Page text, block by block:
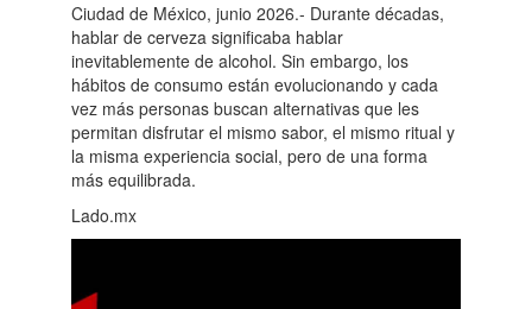
Ciudad de México, junio 2026.- Durante décadas,
hablar de cerveza significaba hablar
inevitablemente de alcohol. Sin embargo, los
hábitos de consumo están evolucionando y cada
vez más personas buscan alternativas que les
permitan disfrutar el mismo sabor, el mismo ritual y
la misma experiencia social, pero de una forma
más equilibrada.
Lado.mx